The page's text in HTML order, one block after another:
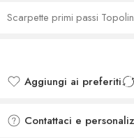
Scarpette primi passi
Aggiungi ai preferiti
Contattaci e